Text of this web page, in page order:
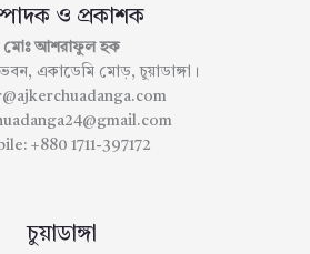
ও প্রকাশক
মোঃ আশরাফুল হক
একাডেমি মোড়, চুয়াডাঙ্গা।
+880 1711-397172
চুয়াডাঙ্গা